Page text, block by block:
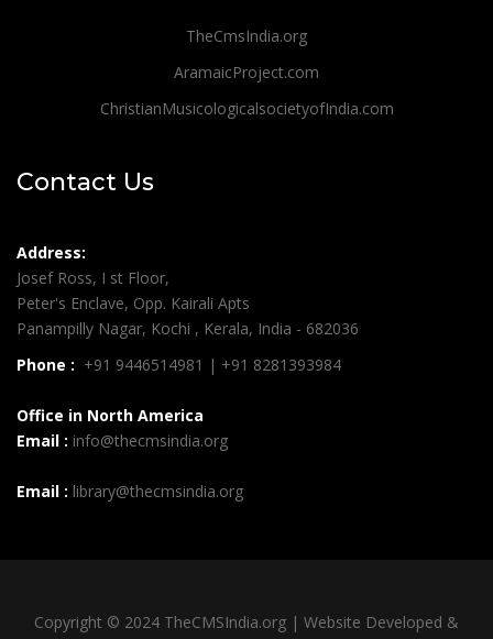
TheCmsIndia.org
AramaicProject.com
ChristianMusicologicalsocietyofIndia.com
Contact Us
Address:
Josef Ross, I st Floor,
Peter's Enclave, Opp. Kairali Apts
Panampilly Nagar, Kochi , Kerala, India - 682036
Phone : +91 9446514981 | +91 8281393984
Office in North America
Email : info@thecmsindia.org
Email : library@thecmsindia.org
Copyright © 2024 TheCMSIndia.org | Website Developed &